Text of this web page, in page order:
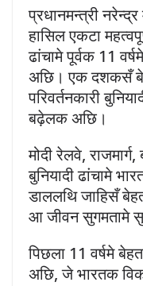
प्रधानमन्त्री
हासिल एकटा
ढांचामे पूर्वक 11
अछि। एक दशकसँ
परिवर्तनकारी
बढ़ेलक अछि।
मोदी रेलवे,
बुनियादी ढांचामे
डाललथि जाहिसँ
आ जीवन सुगमतामे
पिछला 11 वर्षमे
अछि, जे भारतक